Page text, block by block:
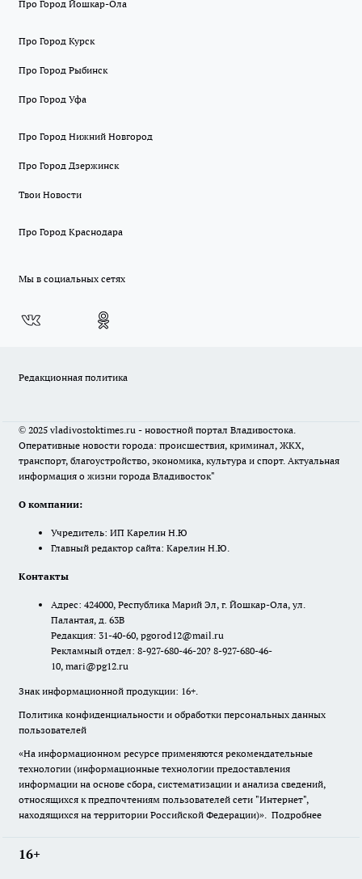
Про Город Йошкар-Ола
Про Город Курск
Про Город Рыбинск
Про Город Уфа
Про Город Нижний Новгород
Про Город Дзержинск
Твои Новости
Про Город Краснодара
Мы в социальных сетях
Редакционная политика
© 2025 vladivostoktimes.ru - новостной портал Владивостока.
Оперативные новости города: происшествия, криминал, ЖКХ,
транспорт, благоустройство, экономика, культура и спорт. Актуальная
информация о жизни города Владивосток"
О компании:
Учредитель: ИП Карелин Н.Ю
Главный редактор сайта: Карелин Н.Ю.
Контакты
Адрес: 424000, Республика Марий Эл, г. Йошкар-Ола, ул.
Палантая, д. 63В
Редакция: 31-40-60, pgorod12@mail.ru
Рекламный отдел: 8-927-680-46-20? 8-927-680-46-
10, mari@pg12.ru
Знак информационной продукции: 16+.
Политика конфиденциальности и обработки персональных данных
пользователей
«На информационном ресурсе применяются рекомендательные
технологии (информационные технологии предоставления
информации на основе сбора, систематизации и анализа сведений,
относящихся к предпочтениям пользователей сети "Интернет",
находящихся на территории Российской Федерации)». Подробнее
16+